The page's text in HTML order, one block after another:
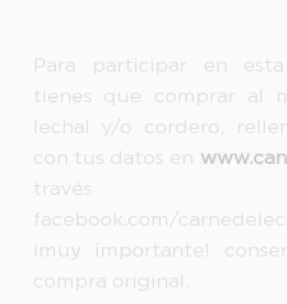
Para participar en
tienes que comprar al
lechal y/o cordero,
con tus datos en
facebook.com/
¡muy importante!
compra original.